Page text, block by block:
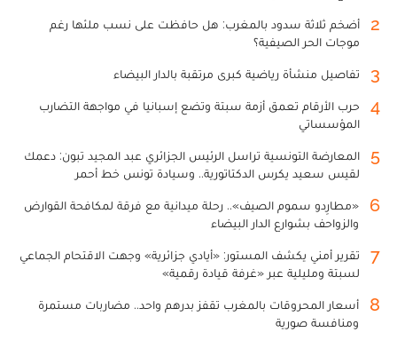
2
أضخم ثلاثة سدود بالمغرب: هل حافظت على نسب ملئها رغم
موجات الحر الصيفية؟
3 تفاصيل منشأة رياضية كبرى مرتقبة بالدار البيضاء
4
حرب الأرقام تعمق أزمة سبتة وتضع إسبانيا في مواجهة التضارب
المؤسساتي
5
المعارضة التونسية تراسل الرئيس الجزائري عبد المجيد تبون: دعمك
لقيس سعيد يكرس الدكتاتورية.. وسيادة تونس خط أحمر
6
«مطارِدو سموم الصيف».. رحلة ميدانية مع فرقة لمكافحة القوارض
والزواحف بشوارع الدار البيضاء
7
تقرير أمني يكشف المستور: «أيادي جزائرية» وجهت الاقتحام الجماعي
لسبتة ومليلية عبر «غرفة قيادة رقمية»
8
أسعار المحروقات بالمغرب تقفز بدرهم واحد.. مضاربات مستمرة
ومنافسة صورية